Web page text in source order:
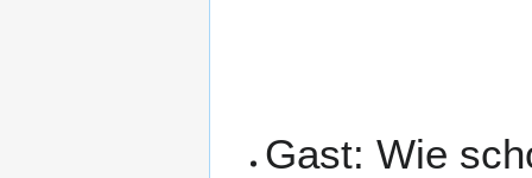
Gast: Wie